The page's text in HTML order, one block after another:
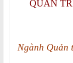
QUẢN
Ngành Quản